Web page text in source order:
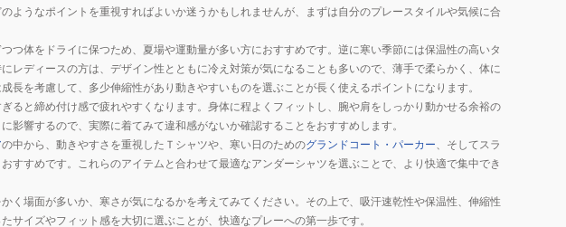
ようなポイントを重視すればよいか迷うかもしれませんが、まずは自分のプレースタイルや気候に合
つ体をドライに保つため、夏場や運動量が多い方におすすめです。逆に寒い季節には保温性の高いタ
レディースの方は、デザイン性とともに冷え対策が気になることも多いので、薄手で柔らかく、体に
を考慮して、多少伸縮性があり動きやすいものを選ぶことが長く使えるポイントになります。
ると締め付け感で疲れやすくなります。身体に程よくフィットし、腕や肩をしっかり動かせる余裕の
響するので、実際に着てみて違和感がないか確認することをおすすめします。
の中から、動きやすさを重視したＴシャツや、寒い日のためのグランドコート・パーカー 、そしてスラ
すすめです。これらのアイテムと合わせて最適なアンダーシャツを選ぶことで、より快適で集中でき
く場面が多いか、寒さが気になるかを考えてみてください。その上で、吸汗速乾性や保温性、伸縮性
イズやフィット感を大切に選ぶことが、快適なプレーへの第一歩です。